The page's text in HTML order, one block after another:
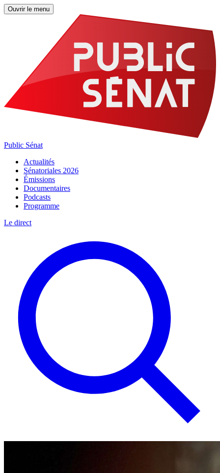
Ouvrir le menu
Public Sénat
Actualités
Sénatoriales 2026
Émissions
Documentaires
Podcasts
Programme
Le direct